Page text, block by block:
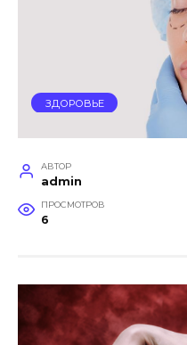
ЗДОРОВЬЕ
АВТОР
admin
ПРОСМОТРОВ
6